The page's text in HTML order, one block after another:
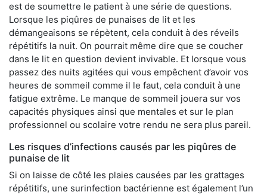
est de soumettre le patient à une série de questions.
Lorsque les piqûres de punaises de lit et les
démangeaisons se répètent, cela conduit à des réveils
répétitifs la nuit. On pourrait même dire que se coucher
dans le lit en question devient invivable. Et lorsque vous
passez des nuits agitées qui vous empêchent d’avoir vos
heures de sommeil comme il le faut, cela conduit à une
fatigue extrême. Le manque de sommeil jouera sur vos
capacités physiques ainsi que mentales et sur le plan
professionnel ou scolaire votre rendu ne sera plus pareil.
Les risques d’infections causés par les piqûres de
punaise de lit
Si on laisse de côté les plaies causées par les grattages
répétitifs, une surinfection bactérienne est également l’un